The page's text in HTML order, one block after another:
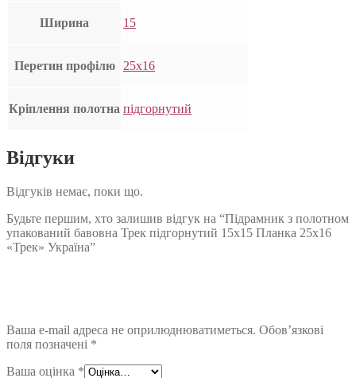
Ширина 15
Перетин профілю 25х16
Кріплення полотна підгорнутий
Відгуки
Відгуків немає, поки що.
Будьте першим, хто залишив відгук на “Підрамник з полотном
упакований бавовна Трек підгорнутий 15х15 Планка 25х16
«Трек» Україна”
Ваша e-mail адреса не оприлюднюватиметься. Обов’язкові
поля позначені *
Ваша оцінка *